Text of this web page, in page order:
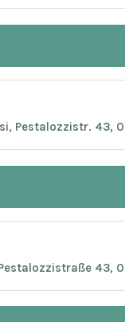
Pestalozzistr. 43,
43,